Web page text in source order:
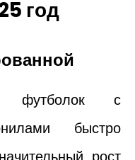
год
футболок с
быстро